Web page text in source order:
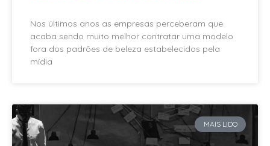
Nos últimos anos as empresas perceberam que
acaba sendo muito melhor contratar uma modelo
fora dos padrões de beleza estabelecidos pela
mídia
MAIS LIDO